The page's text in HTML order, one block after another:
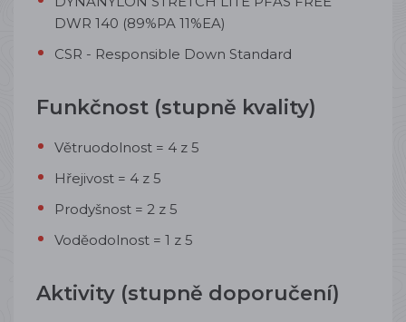
DWR 140 (89%PA 11%EA)
CSR - Responsible Down Standard
Funkčnost (stupně kvality)
Větruodolnost = 4 z 5
Hřejivost = 4 z 5
Prodyšnost = 2 z 5
Voděodolnost = 1 z 5
Aktivity (stupně doporučení)